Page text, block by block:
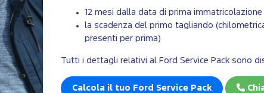
12 mesi dalla data di prima immatricolazione
la scadenza del primo tagliando
presenti per prima)
Tutti i dettagli relativi al Ford Service Pack sono
Calcola il tuo Ford Service Pack